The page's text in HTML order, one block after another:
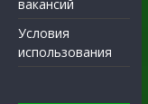
вакансий
Условия
использования